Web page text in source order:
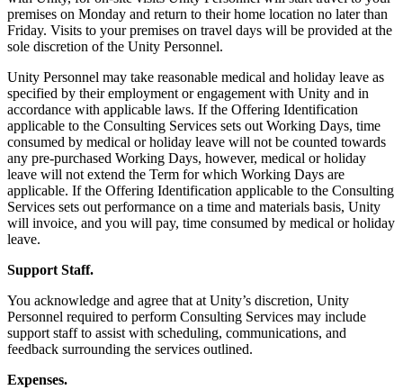
premises on Monday and return to their home location no later than
Friday. Visits to your premises on travel days will be provided at the
sole discretion of the Unity Personnel.
Unity Personnel may take reasonable medical and holiday leave as
specified by their employment or engagement with Unity and in
accordance with applicable laws. If the Offering Identification
applicable to the Consulting Services sets out Working Days, time
consumed by medical or holiday leave will not be counted towards
any pre-purchased Working Days, however, medical or holiday
leave will not extend the Term for which Working Days are
applicable. If the Offering Identification applicable to the Consulting
Services sets out performance on a time and materials basis, Unity
will invoice, and you will pay, time consumed by medical or holiday
leave.
Support Staff.
You acknowledge and agree that at Unity’s discretion, Unity
Personnel required to perform Consulting Services may include
support staff to assist with scheduling, communications, and
feedback surrounding the services outlined.
Expenses.